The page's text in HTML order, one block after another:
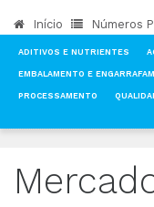
Início Números
ADITIVOS E NUTRIENTES
EMBALAMENTO E
PROCESSAMENTO